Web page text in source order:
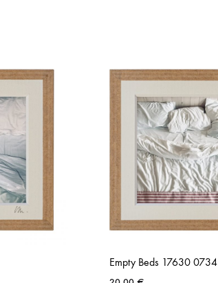
Empty Beds 17630 0734